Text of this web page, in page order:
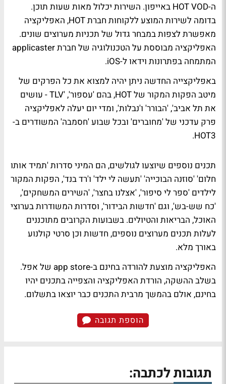
ה-HOT VOD באייפון. השירות יכלול מאות שעות תוכן.
בדומה לשירות המוצע ללקוחות חברת HOT, האפליקציה
מאפשרת לצפות במבחר גדול של תכניות מערוצים שונים.
האפליקציה מבוססת על הטכנולוגיה של חברת applicaster
המתמחה בפתרונות וידאו ל-iOS.
באפליקצייה החדשה ניתן יהיה למצוא את כל הפרקים של
מיטב הפקות המקור של HOT, בהם 'עספור', 'TLV - עושים
את תל אביב', 'הבורר' ו'נבלות', ומדי יום יעלה לאפליקציה
פרק עדכני של 'מחוברים' ובכל שבוע 'חסמבה' המשודרים ב-
HOT3.
תכנים נוספים שיוצעו לגולשים, הם המיני סדרות 'תמיד אותו
חלום' 'סוזנה הבוכייה' 'תעשה לי ילד' ו'רד בנד', הפקות המקור
לילדים 'ספר לי סיפור', 'אצלנו בחצר', 'השירים המשחקים',
'כח שש-בש', וגם 'חדשות הבידור', וסדרות המשודרות בערוצי
האוכל, הבריאות והטיולים. בשבועות הקרובים מתוכננים
לעלות תכנים מערוצים נוספים, חדשות וכן סרטי קולנוע
באורך מלא.
האפליקציה מוצעת להורדה בחינם ב-app store של אפל.
בשלב ההשקה, הורדת האפליקציה והצפייה בתכנים יהיו
בחינם, אולם בהמשך מרבית התכנים כבר יוצאו בתשלום.
הוספת תגובה
תגובות לכתבה: